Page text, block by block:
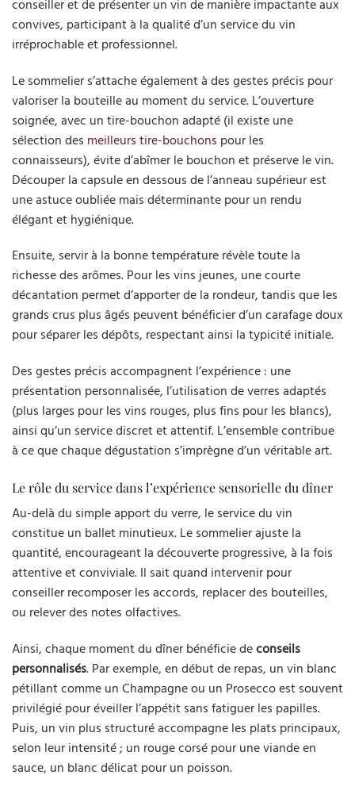
conseiller et de présenter un vin de manière impactante aux
convives, participant à la qualité d’un service du vin
irréprochable et professionnel.
Le sommelier s’attache également à des gestes précis pour
valoriser la bouteille au moment du service. L’ouverture
soignée, avec un tire-bouchon adapté (il existe une
sélection des meilleurs tire-bouchons pour les
connaisseurs), évite d’abîmer le bouchon et préserve le vin.
Découper la capsule en dessous de l’anneau supérieur est
une astuce oubliée mais déterminante pour un rendu
élégant et hygiénique.
Ensuite, servir à la bonne température révèle toute la
richesse des arômes. Pour les vins jeunes, une courte
décantation permet d’apporter de la rondeur, tandis que les
grands crus plus âgés peuvent bénéficier d’un carafage doux
pour séparer les dépôts, respectant ainsi la typicité initiale.
Des gestes précis accompagnent l’expérience : une
présentation personnalisée, l’utilisation de verres adaptés
(plus larges pour les vins rouges, plus fins pour les blancs),
ainsi qu’un service discret et attentif. L’ensemble contribue
à ce que chaque dégustation s’imprègne d’un véritable art.
Le rôle du service dans l’expérience sensorielle du dîner
Au-delà du simple apport du verre, le service du vin
constitue un ballet minutieux. Le sommelier ajuste la
quantité, encourageant la découverte progressive, à la fois
attentive et conviviale. Il sait quand intervenir pour
conseiller recomposer les accords, replacer des bouteilles,
ou relever des notes olfactives.
Ainsi, chaque moment du dîner bénéficie deconseils
personnalisés. Par exemple, en début de repas, un vin blanc
pétillant comme un Champagne ou un Prosecco est souvent
privilégié pour éveiller l’appétit sans fatiguer les papilles.
Puis, un vin plus structuré accompagne les plats principaux,
selon leur intensité ; un rouge corsé pour une viande en
sauce, un blanc délicat pour un poisson.